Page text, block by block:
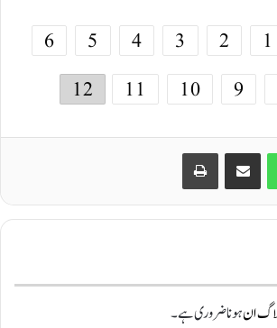
1
2
3
4
5
6
9
10
11
12
WhatsApp
Share via Email
Print
انہونا ضروری ہے۔